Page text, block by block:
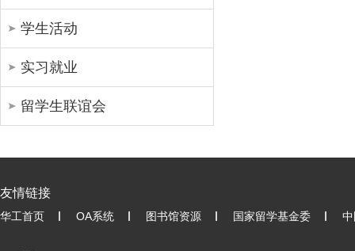
学生活动
实习就业
留学生联谊会
友情链接
华工首页 OA系统 图书馆资源 国家留学基金委